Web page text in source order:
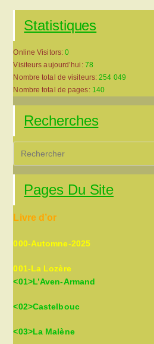
Statistiques
Online Visitors:0
Visiteurs aujourd’hui: 78
Nombre total de visiteurs:254 049
Nombre total de pages: 140
Recherches
Pages Du Site
Livre d’or
000-Automne-2025
001-La Lozère
<01>L’Aven-Armand
<02>Castelbouc
<03>La Malène